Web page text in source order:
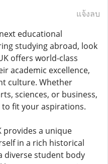
แจ้งลบ
educational
studying abroad, look
offers world-class
academic excellence,
culture. Whether
sciences, or business,
fit your aspirations.
provides a unique
in a rich historical
diverse student body